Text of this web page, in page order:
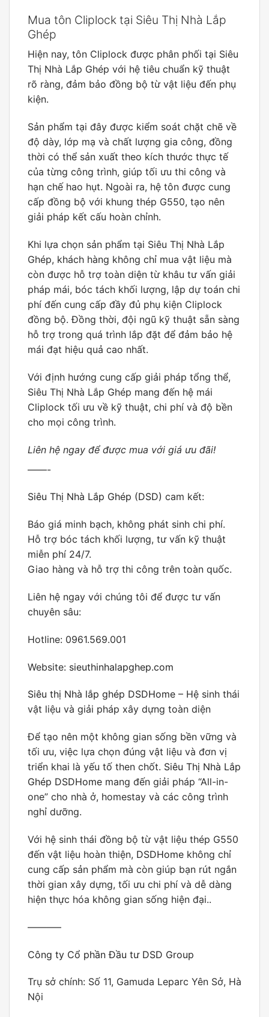
Mua tôn Cliplock tại Siêu Thị Nhà Lắp
Ghép
Hiện nay, tôn Cliplock được phân phối tại Siêu
Thị Nhà Lắp Ghép với hệ tiêu chuẩn kỹ thuật
rõ ràng, đảm bảo đồng bộ từ vật liệu đến phụ
kiện.
Sản phẩm tại đây được kiểm soát chặt chẽ về
độ dày, lớp mạ và chất lượng gia công, đồng
thời có thể sản xuất theo kích thước thực tế
của từng công trình, giúp tối ưu thi công và
hạn chế hao hụt. Ngoài ra, hệ tôn được cung
cấp đồng bộ với khung thép G550, tạo nên
giải pháp kết cấu hoàn chỉnh.
Khi lựa chọn sản phẩm tại Siêu Thị Nhà Lắp
Ghép, khách hàng không chỉ mua vật liệu mà
còn được hỗ trợ toàn diện từ khâu tư vấn giải
pháp mái, bóc tách khối lượng, lập dự toán chi
phí đến cung cấp đầy đủ phụ kiện Cliplock
đồng bộ. Đồng thời, đội ngũ kỹ thuật sẵn sàng
hỗ trợ trong quá trình lắp đặt để đảm bảo hệ
mái đạt hiệu quả cao nhất.
Với định hướng cung cấp giải pháp tổng thể,
Siêu Thị Nhà Lắp Ghép mang đến hệ mái
Cliplock tối ưu về kỹ thuật, chi phí và độ bền
cho mọi công trình.
Liên hệ ngay để được mua với giá ưu đãi!
——-
Siêu Thị Nhà Lắp Ghép (DSD) cam kết:
Báo giá minh bạch, không phát sinh chi phí.
Hỗ trợ bóc tách khối lượng, tư vấn kỹ thuật
miễn phí 24/7.
Giao hàng và hỗ trợ thi công trên toàn quốc.
Liên hệ ngay với chúng tôi để được tư vấn
chuyên sâu:
Hotline: 0961.569.001
Website: sieuthinhalapghep.com
Siêu thị Nhà lắp ghép DSDHome – Hệ sinh thái
vật liệu và giải pháp xây dựng toàn diện
Để tạo nên một không gian sống bền vững và
tối ưu, việc lựa chọn đúng vật liệu và đơn vị
triển khai là yếu tố then chốt. Siêu Thị Nhà Lắp
Ghép DSDHome mang đến giải pháp “All-in-
one” cho nhà ở, homestay và các công trình
nghỉ dưỡng.
Với hệ sinh thái đồng bộ từ vật liệu thép G550
đến vật liệu hoàn thiện, DSDHome không chỉ
cung cấp sản phẩm mà còn giúp bạn rút ngắn
thời gian xây dựng, tối ưu chi phí và dễ dàng
hiện thực hóa không gian sống hiện đại..
———–
Công ty Cổ phần Đầu tư DSD Group
Trụ sở chính: Số 11, Gamuda Leparc Yên Sở, Hà
Nội